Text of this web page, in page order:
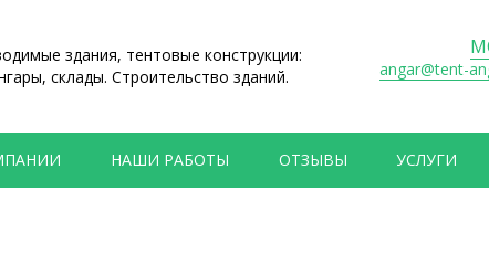
здания, тентовые конструкции:
склады. Строительство зданий.
angar@tent-
НАШИ РАБОТЫ ОТЗЫВЫ УСЛУГИ